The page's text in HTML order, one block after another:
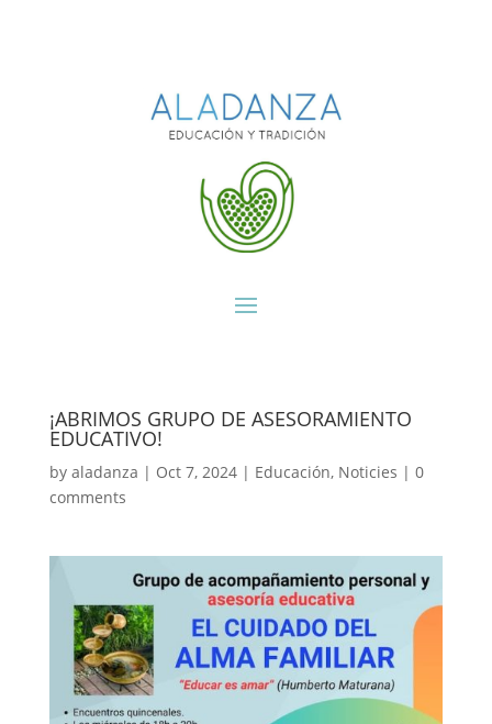
¡ABRIMOS GRUPO DE ASESORAMIENTO
EDUCATIVO!
by aladanza | Oct 7, 2024| Educación, Noticies | 0
comments